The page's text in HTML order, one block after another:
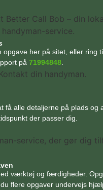
her på sitet, eller ring
på 71994848.
få alle detaljerne på plads og
der passer dig.
værktøj og færdigheder.
flere opgaver undervejs